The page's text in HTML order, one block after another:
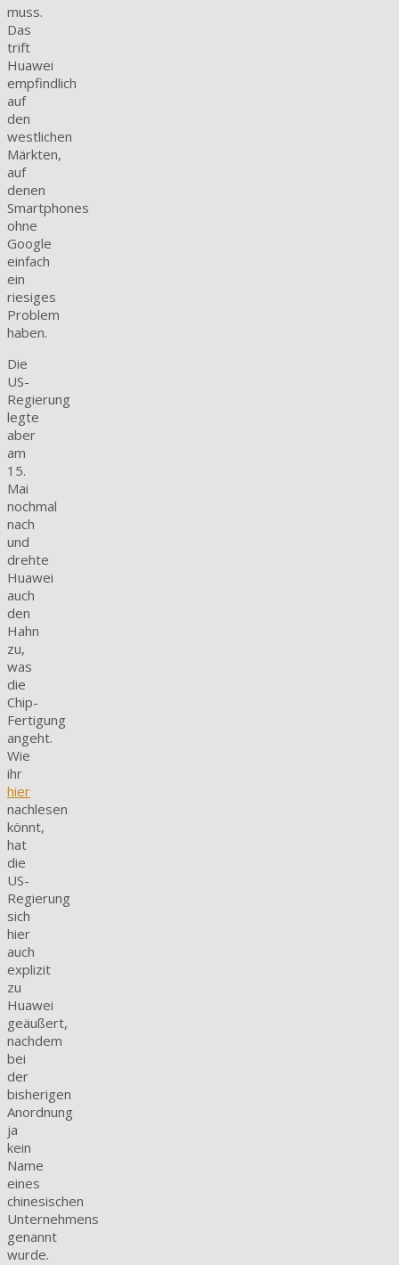
muss.
Das
trift
Huawei
empfindlich
auf
den
westlichen
Märkten,
auf
denen
Smartphones
ohne
Google
einfach
ein
riesiges
Problem
haben.
Die
US-
Regierung
legte
aber
am
15.
Mai
nochmal
nach
und
drehte
Huawei
auch
den
Hahn
zu,
was
die
Chip-
Fertigung
angeht.
Wie
ihr
hier
nachlesen
könnt,
hat
die
US-
Regierung
sich
hier
auch
explizit
zu
Huawei
geäußert,
nachdem
bei
der
bisherigen
Anordnung
ja
kein
Name
eines
chinesischen
Unternehmens
genannt
wurde.